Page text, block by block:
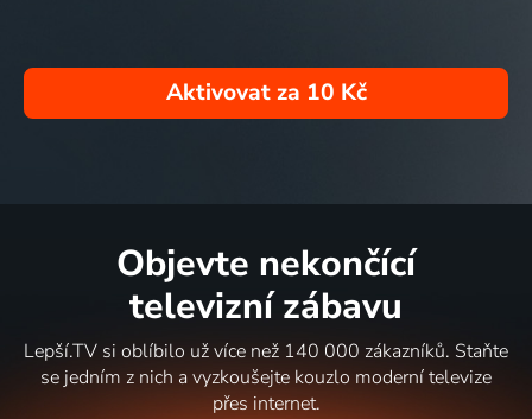
Aktivovat za 10 Kč
Objevte nekončící
televizní zábavu
Lepší.TV si oblíbilo už více než 140 000 zákazníků. Staňte
se jedním z nich a vyzkoušejte kouzlo moderní televize
přes internet.